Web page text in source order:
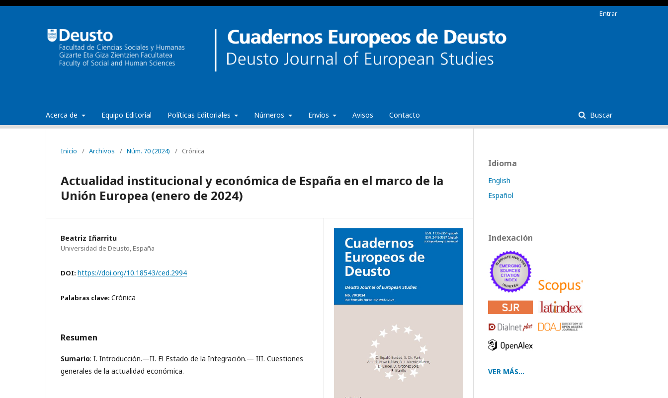
Acerca de Equipo Editorial Políticas Editoriales Números Envíos Avisos Contacto Buscar
Entrar
Inicio / Archivos / Núm. 70 (2024) / Crónica
Actualidad institucional y económica de España en el marco de la
Unión Europea (enero de 2024)
Beatriz Iñarritu
Universidad de Deusto, España
DOI: https://doi.org/10.18543/ced.2994
Palabras clave: Crónica
Resumen
Sumario: I. Introducción.—II. El Estado de la Integración.— III. Cuestiones
generales de la actualidad económica.
Idioma
English
Español
Indexación
VER MÁS...